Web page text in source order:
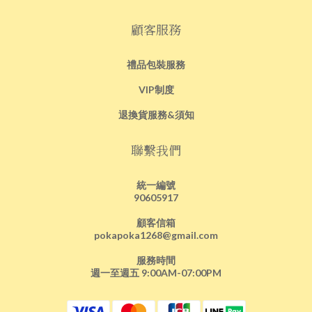
顧客服務
禮品包裝服務
VIP制度
退換貨服務&須知
聯繫我們
統一編號
90605917
顧客信箱
pokapoka1268@gmail.com
服務時間
週一至週五 9:00AM-07:00PM